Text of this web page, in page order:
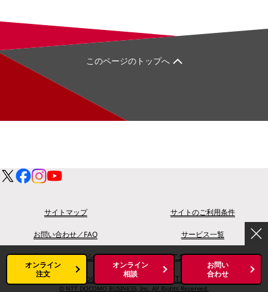
このページのトップへ
オンライン
注文
オンライン
相談
お問い
合わせ
サイトマップ サイトのご利用条件
お問い合わせ／FAQ サービス一覧
プライバシーポリシー ウェブアクセシビリティポリシー
情報の外部送信について NTTドコモグループ
© NTT DOCOMO BUSINESS, Inc. All Rights Reserved.